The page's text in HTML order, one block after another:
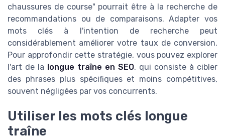
chaussures de course" pourrait être à la recherche de
recommandations ou de comparaisons. Adapter vos
mots clés à l'intention de recherche peut
considérablement améliorer votre taux de conversion.
Pour approfondir cette stratégie, vous pouvez explorer
l'art de la longue traîne en SEO, qui consiste à cibler
des phrases plus spécifiques et moins compétitives,
souvent négligées par vos concurrents.
Utiliser les mots clés longue
traîne